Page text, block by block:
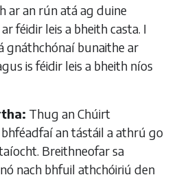
ar an rún atá ag duine
féidir leis a bheith casta. I
gnáthchónaí bunaithe ar
is féidir leis a bheith níos
Thug an Chúirt
an tástáil a athrú go
Breithneofar sa
nach bhfuil athchóiriú den